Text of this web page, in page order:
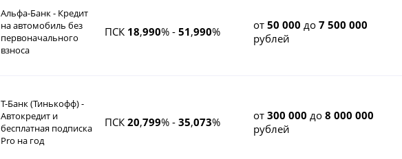
Альфа-Банк - Кредит
на автомобиль без
первоначального
взноса
ПСК 18,990% - 51,990% от50 000 до7 500 000
рублей
Т-Банк (Тинькофф) -
Автокредит и
бесплатная подписка
Pro на год
ПСК 20,799% - 35,073% от300 000 до8 000 000
рублей